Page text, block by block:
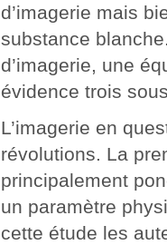
d’imagerie mais
substance
d’imagerie, une
évidence trois
L’imagerie en
révolutions. La
principalement
un paramètre
cette étude les